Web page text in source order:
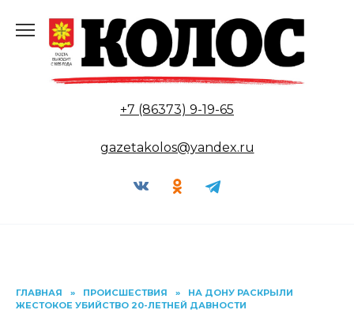
содержанию
+7 (86373) 9-19-65
gazetakolos@yandex.ru
ГЛАВНАЯ » ПРОИСШЕСТВИЯ »
НА ДОНУ РАСКРЫЛИ
ЖЕСТОКОЕ УБИЙСТВО 20-ЛЕТНЕЙ ДАВНОСТИ